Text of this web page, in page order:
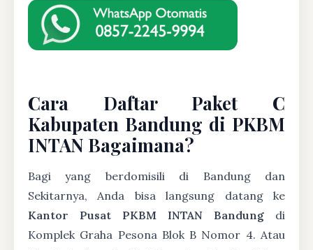
Cara Daftar Paket C
Kabupaten Bandung di PKBM
INTAN Bagaimana?
Bagi yang berdomisili di Bandung dan
Sekitarnya, Anda bisa langsung datang ke
Kantor Pusat PKBM INTAN Bandung di
Komplek Graha Pesona Blok B Nomor 4. Atau